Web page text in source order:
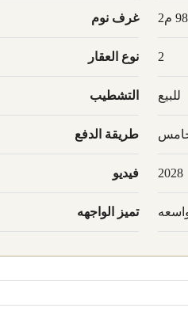
98 م2 غرف نوم
2 نوع العقار
للبيع التشطيب
طريقة الدفع
2028 فيديو
تميز الواجهه